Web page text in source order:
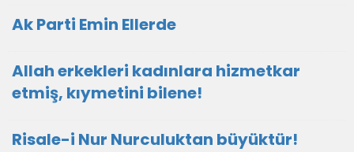
Ak Parti Emin Ellerde
Allah erkekleri kadınlara hizmetkar
etmiş, kıymetini bilene!
Risale-i Nur Nurculuktan büyüktür!